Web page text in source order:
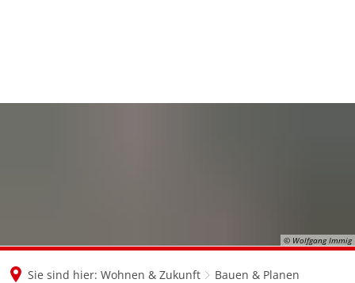
de
© Wolfgang Immig
Sie sind hier: Wohnen & Zukunft
Bauen & Planen